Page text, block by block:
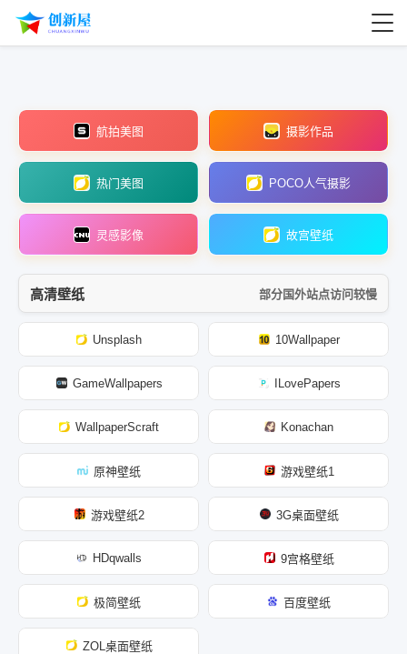
航拍美图 摄影作品
热门美图 POCO人气摄影
灵感影像 故宫壁纸
高清壁纸 部分国外站点访问较慢
Unsplash 10Wallpaper
GameWallpapers ILovePapers
WallpaperScraft Konachan
原神壁纸 游戏壁纸1
游戏壁纸2 3G桌面壁纸
HDqwalls 9宫格壁纸
极简壁纸 百度壁纸
ZOL桌面壁纸